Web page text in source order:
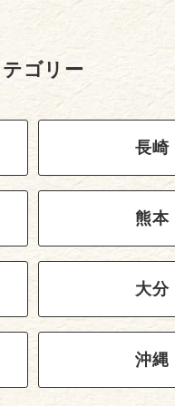
ゴリー
長崎
熊本
大分
沖縄